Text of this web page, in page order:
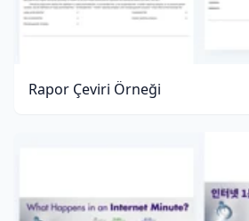
Rapor Çeviri Örneği